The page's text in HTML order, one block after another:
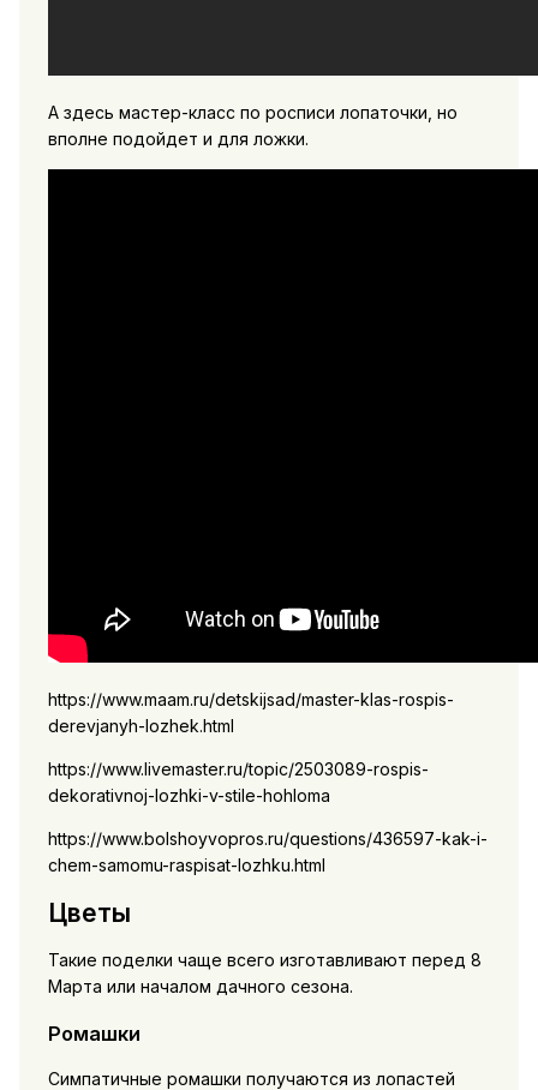
А здесь мастер-класс по росписи лопаточки, но
вполне подойдет и для ложки.
https://www.maam.ru/detskijsad/master-klas-rospis-
derevjanyh-lozhek.html
https://www.livemaster.ru/topic/2503089-rospis-
dekorativnoj-lozhki-v-stile-hohloma
https://www.bolshoyvopros.ru/questions/436597-kak-i-
chem-samomu-raspisat-lozhku.html
Цветы
Такие поделки чаще всего изготавливают перед 8
Марта или началом дачного сезона.
Ромашки
Симпатичные ромашки получаются из лопастей